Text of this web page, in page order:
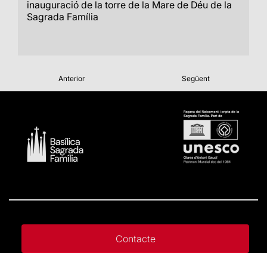
inauguració de la torre de la Mare de Déu de la
Sagrada Família
Anterior Següent
Contacte